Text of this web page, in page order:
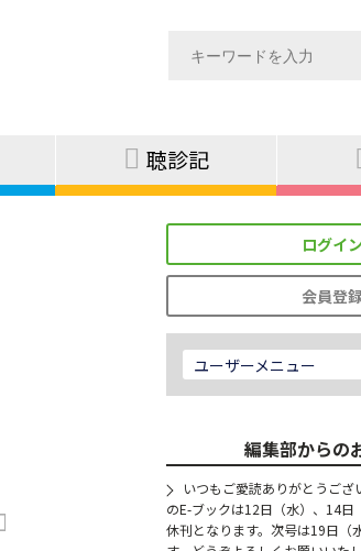
聴診記
ログイン
会員登
ユーザーメニュー
編集部からの
いつもご愛読ありがとうござ
のE-ブックは12日（水）、14
休刊となります。次号は19日（